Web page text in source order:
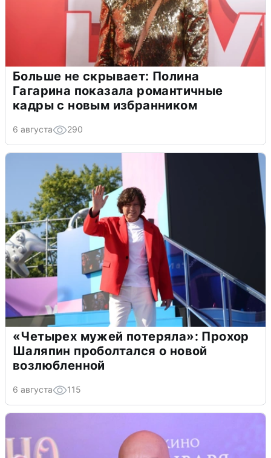
Больше не скрывает: Полина
Гагарина показала романтичные
кадры с новым избранником
6 августа 290
«Четырех мужей потеряла»: Прохор
Шаляпин проболтался о новой
возлюбленной
6 августа 115